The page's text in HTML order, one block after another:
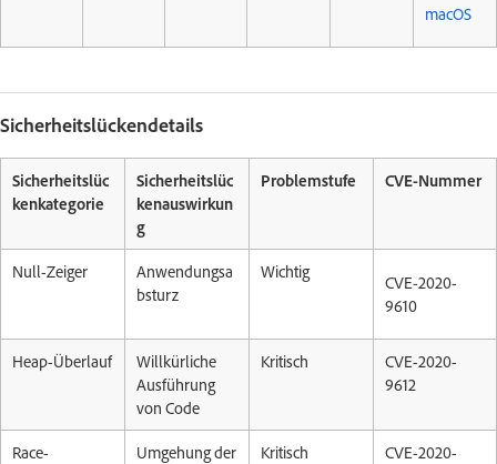
macOS
Sicherheitslückendetails
Sicherheitslüc
kenkategorie
Sicherheitslüc
kenauswirkun
g
Problemstufe CVE-Nummer
Null-Zeiger
Anwendungsa
bsturz
Wichtig
CVE-2020-
9610
Heap-Überlauf
Willkürliche
Ausführung
von Code
Kritisch
CVE-2020-
9612
Race-
Umgehung der
Kritisch
CVE-2020-